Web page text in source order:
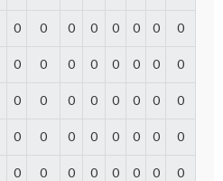
0 0 0 0 0 0 0 0
0 0 0 0 0 0 0 0
0 0 0 0 0 0 0 0
0 0 0 0 0 0 0 0
0 0 0 0 0 0 0 0